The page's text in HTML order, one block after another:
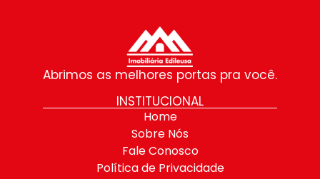
Abrimos as melhores portas pra você.
INSTITUCIONAL
Home
Sobre Nós
Fale Conosco
Política de Privacidade